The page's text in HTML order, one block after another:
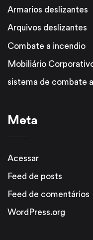
Armarios deslizantes
Arquivos deslizantes
Combate a incendio
Mobiliário
sistema de combate
Meta
Acessar
Feed de posts
Feed de comentários
WordPress.org